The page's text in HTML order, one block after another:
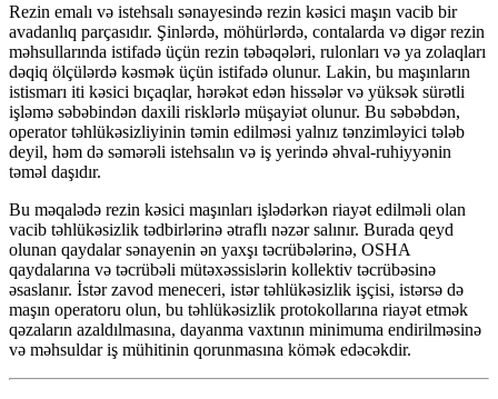
Rezin emalı və istehsalı sənayesində rezin kəsici maşın vacib bir
avadanlıq parçasıdır. Şinlərdə, möhürlərdə, contalarda və digər rezin
məhsullarında istifadə üçün rezin təbəqələri, rulonları və ya zolaqları
dəqiq ölçülərdə kəsmək üçün istifadə olunur. Lakin, bu maşınların
istismarı iti kəsici bıçaqlar, hərəkət edən hissələr və yüksək sürətli
işləmə səbəbindən daxili risklərlə müşayiət olunur. Bu səbəbdən,
operator təhlükəsizliyinin təmin edilməsi yalnız tənzimləyici tələb
deyil, həm də səmərəli istehsalın və iş yerində əhval-ruhiyyənin
təməl daşıdır.
Bu məqalədə rezin kəsici maşınları işlədərkən riayət edilməli olan
vacib təhlükəsizlik tədbirlərinə ətraflı nəzər salınır. Burada qeyd
olunan qaydalar sənayenin ən yaxşı təcrübələrinə, OSHA
qaydalarına və təcrübəli mütəxəssislərin kollektiv təcrübəsinə
əsaslanır. İstər zavod meneceri, istər təhlükəsizlik işçisi, istərsə də
maşın operatoru olun, bu təhlükəsizlik protokollarına riayət etmək
qəzaların azaldılmasına, dayanma vaxtının minimuma endirilməsinə
və məhsuldar iş mühitinin qorunmasına kömək edəcəkdir.